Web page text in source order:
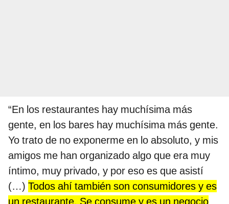
“En los restaurantes hay muchísima más
gente, en los bares hay muchísima más gente.
Yo trato de no exponerme en lo absoluto, y mis
amigos me han organizado algo que era muy
íntimo, muy privado, y por eso es que asistí
(…) Todos ahí también son consumidores y es
un restaurante. Se consume y es un negocio